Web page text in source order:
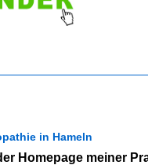
in Hameln
Homepage meiner